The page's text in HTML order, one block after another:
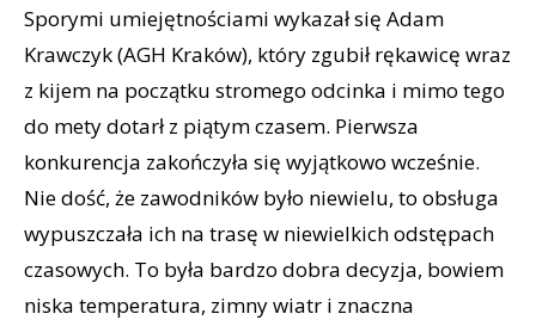
Sporymi umiejętnościami wykazał się Adam
Krawczyk (AGH Kraków), który zgubił rękawicę wraz
z kijem na początku stromego odcinka i mimo tego
do mety dotarł z piątym czasem. Pierwsza
konkurencja zakończyła się wyjątkowo wcześnie.
Nie dość, że zawodników było niewielu, to obsługa
wypuszczała ich na trasę w niewielkich odstępach
czasowych. To była bardzo dobra decyzja, bowiem
niska temperatura, zimny wiatr i znaczna